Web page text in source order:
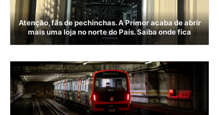
Atenção, fãs de pechinchas. A Primor acaba de abrir
mais uma loja no norte do País. Saiba onde fica